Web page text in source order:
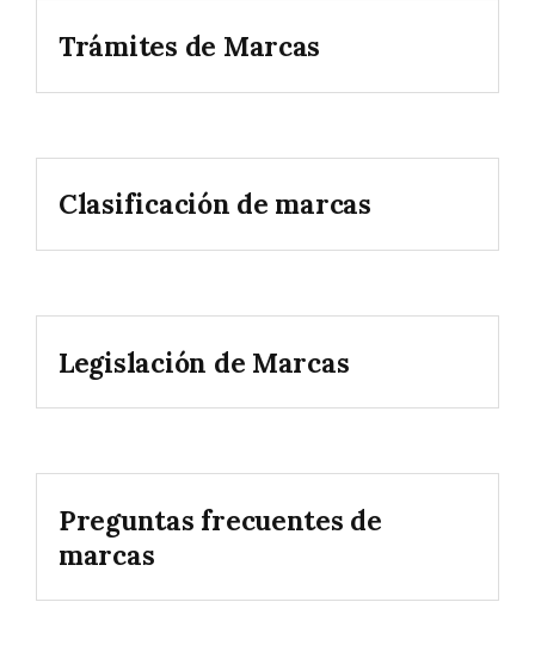
Trámites de Marcas
Clasificación de marcas
Legislación de Marcas
Preguntas frecuentes de
marcas